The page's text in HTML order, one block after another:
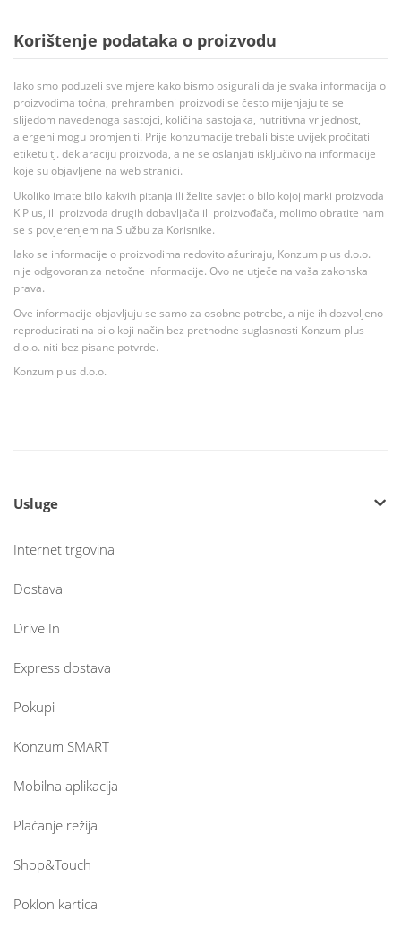
Korištenje podataka o proizvodu
Iako smo poduzeli sve mjere kako bismo osigurali da je svaka informacija o
proizvodima točna, prehrambeni proizvodi se često mijenjaju te se
slijedom navedenoga sastojci, količina sastojaka, nutritivna vrijednost,
alergeni mogu promjeniti. Prije konzumacije trebali biste uvijek pročitati
etiketu tj. deklaraciju proizvoda, a ne se oslanjati isključivo na informacije
koje su objavljene na web stranici.
Ukoliko imate bilo kakvih pitanja ili želite savjet o bilo kojoj marki proizvoda
K Plus, ili proizvoda drugih dobavljača ili proizvođača, molimo obratite nam
se s povjerenjem na Službu za Korisnike.
Iako se informacije o proizvodima redovito ažuriraju, Konzum plus d.o.o.
nije odgovoran za netočne informacije. Ovo ne utječe na vaša zakonska
prava.
Ove informacije objavljuju se samo za osobne potrebe, a nije ih dozvoljeno
reproducirati na bilo koji način bez prethodne suglasnosti Konzum plus
d.o.o. niti bez pisane potvrde.
Konzum plus d.o.o.
Usluge
Internet trgovina
Dostava
Drive In
Express dostava
Pokupi
Konzum SMART
Mobilna aplikacija
Plaćanje režija
Shop&Touch
Poklon kartica